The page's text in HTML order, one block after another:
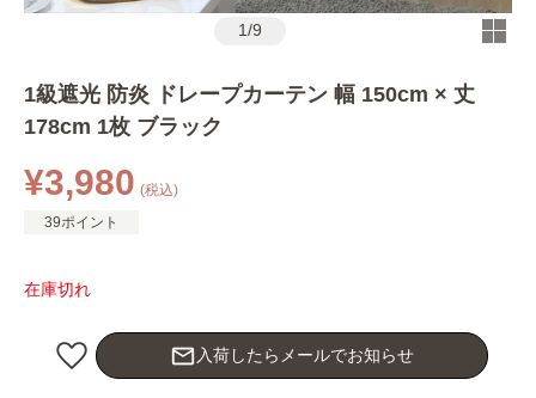
1/9
1級遮光 防炎 ドレープカーテン 幅 150cm × 丈
178cm 1枚 ブラック
¥3,980 (税込)
39ポイント
在庫切れ
mail_outline 入荷したらメールでお知らせ